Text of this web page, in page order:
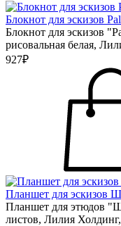
Блокнот для эскизов
Блокнот для эскизов
рисовальная белая,
927₽
Планшет для эскизов
Планшет для этюдов
листов, Лилия